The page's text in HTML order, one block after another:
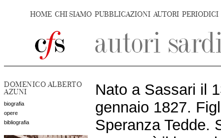
HOME CHI SIAMO PUBBLICAZIONI AUTORI PERIODICI
DOMENICO ALBERTO
AZUNI
biografia
opere
bibliografia
Nato a Sassari il
gennaio 1827.
Speranza Tedde.